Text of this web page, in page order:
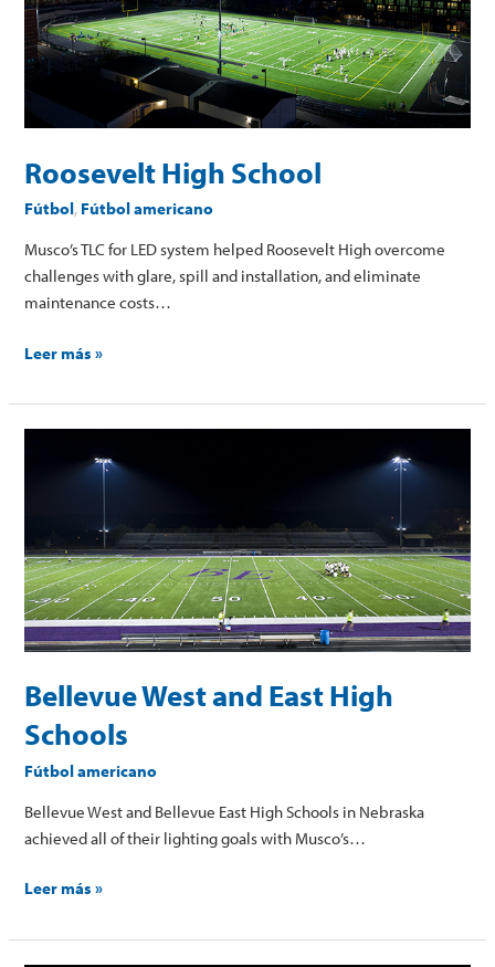
Roosevelt High School
Fútbol, Fútbol americano
Musco’s TLC for LED system helped Roosevelt High overcome
challenges with glare, spill and installation, and eliminate
maintenance costs…
Leer más »
Bellevue West and East High
Schools
Fútbol americano
Bellevue West and Bellevue East High Schools in Nebraska
achieved all of their lighting goals with Musco’s…
High
Schools
Leer más »